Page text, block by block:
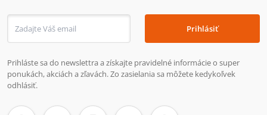
Prihlásiť
Prihláste sa do newslettra a získajte pravidelné informácie o super
ponukách, akciách a zľavách. Zo zasielania sa môžete kedykoľvek
odhlásiť.